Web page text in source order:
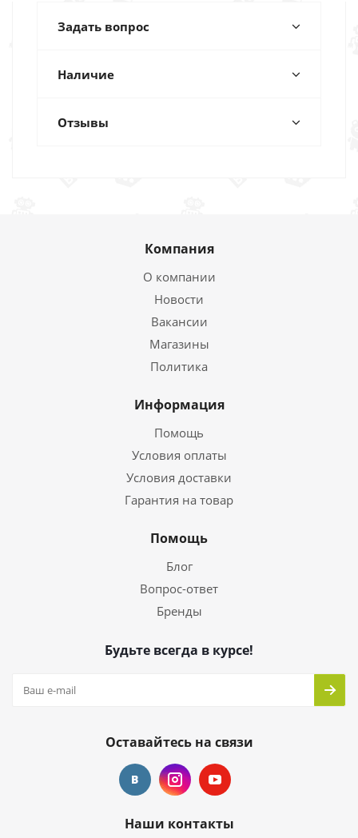
Задать вопрос
Наличие
Отзывы
Компания
О компании
Новости
Вакансии
Магазины
Политика
Информация
Помощь
Условия оплаты
Условия доставки
Гарантия на товар
Помощь
Блог
Вопрос-ответ
Бренды
Будьте всегда в курсе!
Оставайтесь на связи
Наши контакты